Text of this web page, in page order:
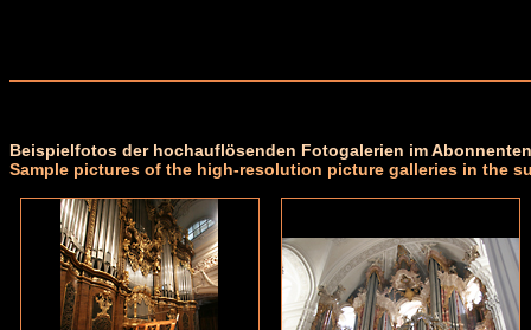
Beispielfotos der hochauflösenden Fotogalerien im
Sample pictures of the high-resolution picture galleries in the